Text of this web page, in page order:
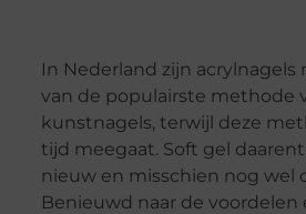
In Nederland zijn acrylnagels
van de populairste methode
kunstnagels, terwijl deze
tijd meegaat. Soft gel
nieuw en misschien nog wel
Benieuwd naar de voordelen